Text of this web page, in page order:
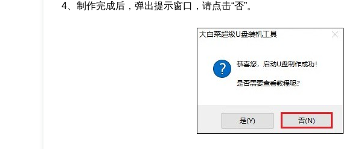
4、制作完成后，弹出提示窗口，请点击“否”。